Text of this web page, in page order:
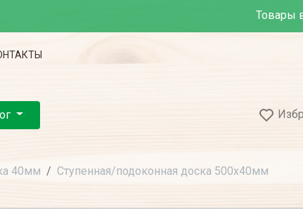
Товары
40мм
Ступенная/подоконная доска 500х40мм